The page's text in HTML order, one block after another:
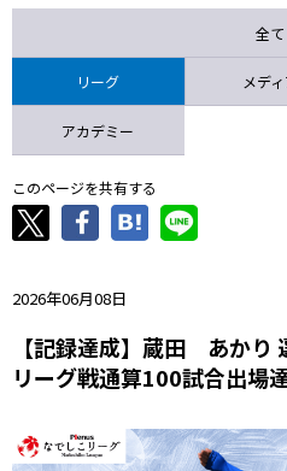
全て
リーグ メデ
アカデミー
このページを共有する
2026年06月08日
【記録達成】蔵田 あかり
リーグ戦通算100試合出場